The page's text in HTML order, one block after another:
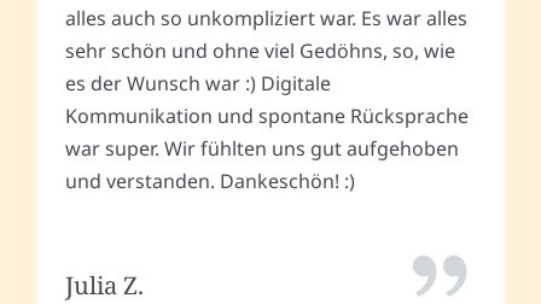
alles auch so unkompliziert war. Es war alles
sehr schön und ohne viel Gedöhns, so, wie
es der Wunsch war :) Digitale
Kommunikation und spontane Rücksprache
war super. Wir fühlten uns gut aufgehoben
und verstanden. Dankeschön! :)
Julia Z.